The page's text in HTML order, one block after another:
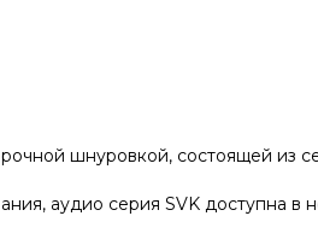
шнуровкой, состоящей из
аудио серия SVK доступна в